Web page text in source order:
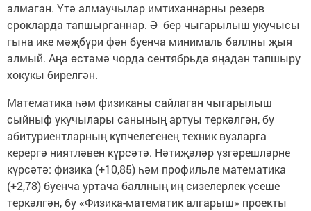
алмаган. Үтә алмаучылар имтиханнарны резерв
срокларда тапшырганнар. Ә бер чыгарылыш укучысы
гына ике мәҗбүри фән буенча минималь баллны җыя
алмый. Аңа өстәмә чорда сентябрьдә яңадан тапшыру
хокукы бирелгән.
Математика һәм физиканы сайлаган чыгарылыш
сыйныф укучылары санының артуы теркәлгән, бу
абитуриентларның күпчелегенең техник вузларга
керергә ниятләвен күрсәтә. Нәтиҗәләр үзгәрешләрне
күрсәтә: физика (+10,85) һәм профильле математика
(+2,78) буенча уртача баллның иң сизелерлек үсеше
теркәлгән, бу «Физика-математик алгарыш» проекты